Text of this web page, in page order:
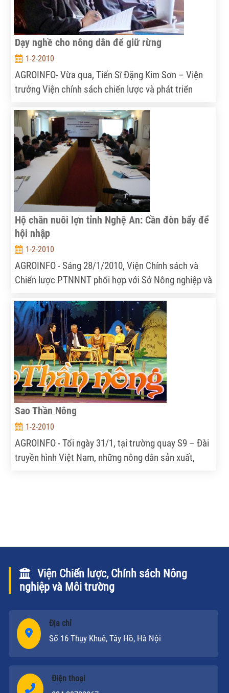
Dạy nghề cho nông dân để giữ rừng
1-2-2010
AGROINFO- Vừa qua, Tiến Sĩ Đặng Kim Sơn – Viện
trưởng Viện chính sách chiến lược và phát triển
và tim hiểu về vấn đề phát triển nông nghiệp nông
thôn ở khu vực Tây Nguyên.
Hộ chăn nuôi lợn tỉnh Nghệ An: Cần đòn bẩy để
hội nhập
1-2-2010
AGROINFO - Sáng 28/1/2010, Viện Chính sách và
Chiến lược PTNNNT phối hợp với Sở Nông nghiệp và
“Nâng cao năng lực cạnh tranh cho nông hộ chăn
nuôi tỉnh Nghệ An trong điều kiện chuyển đổi kinh
tế”.
Sao Thần Nông
1-2-2010
AGROINFO - Tối ngày 31/1, tại trường quay S9 – Đài
truyền hình Việt Nam, những nông dân sản xuất,
Viện Chiến lược, Chính sách Nông
nghiệp và Môi trường
Địa chỉ
Số 16 Thụy Khuê, Tây Hồ, Hà Nội
Điện thoại